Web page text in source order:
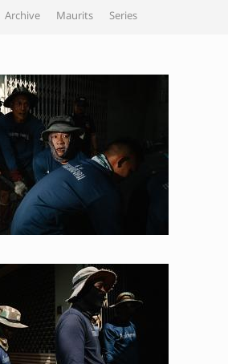
Archive Maurits Series